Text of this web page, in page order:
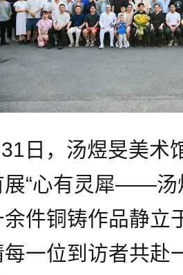
日，汤煜旻美术
展“心有灵犀——汤
件铜铸作品静立
一位到访者共赴